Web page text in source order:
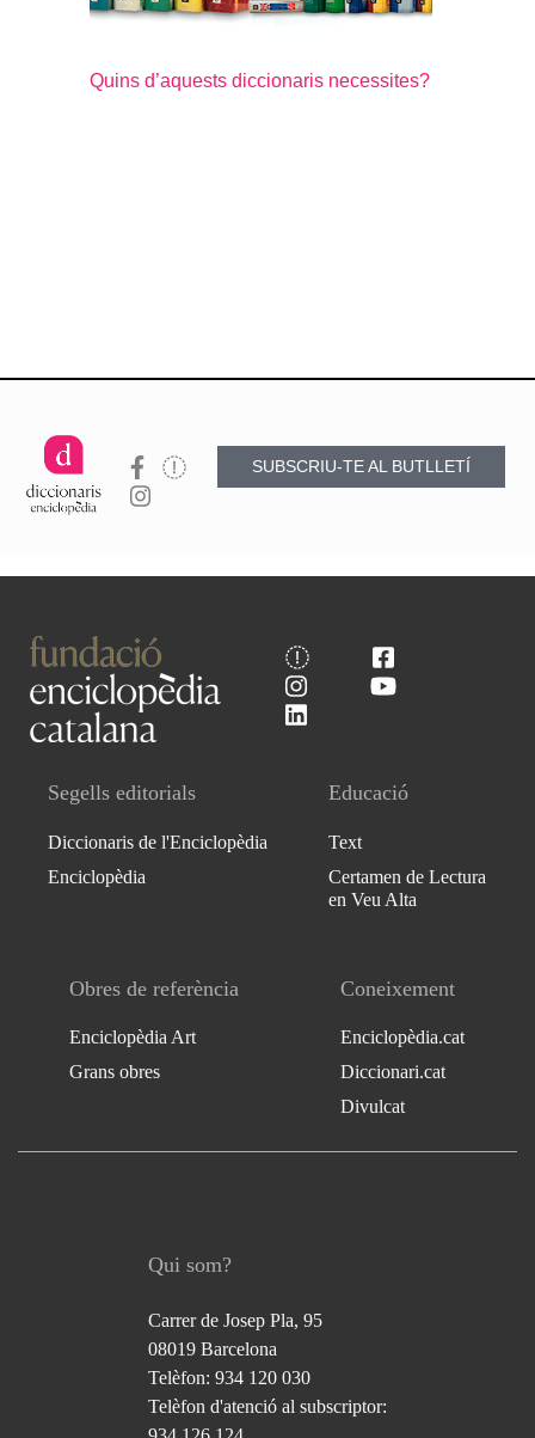
Quins d’aquests diccionaris necessites?
SUBSCRIU-TE AL BUTLLETÍ
Segells editorials
Diccionaris de l'Enciclopèdia
Enciclopèdia
Educació
Text
Certamen de Lectura
en Veu Alta
Obres de referència
Enciclopèdia Art
Grans obres
Coneixement
Enciclopèdia.cat
Diccionari.cat
Divulcat
Qui som?
Carrer de Josep Pla, 95
08019 Barcelona
Telèfon: 934 120 030
Telèfon d'atenció al subscriptor: